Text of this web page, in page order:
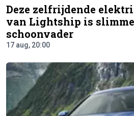
Deze zelfrijdende
van Lightship is
schoonvader
17 aug, 20:00